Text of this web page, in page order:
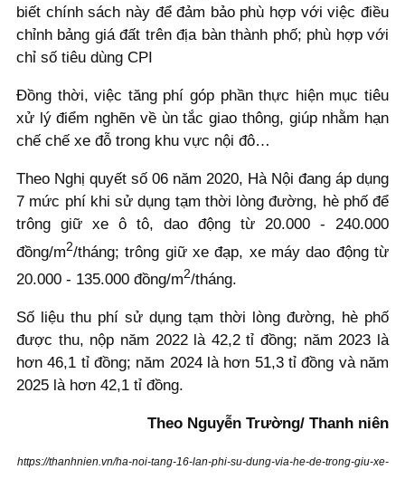
biết chính sách này để đảm bảo phù hợp với việc điều
chỉnh bảng giá đất trên địa bàn thành phố; phù hợp với
chỉ số tiêu dùng CPI
Đồng thời, việc tăng phí góp phần thực hiện mục tiêu
xử lý điểm nghẽn về ùn tắc giao thông, giúp nhằm hạn
chế chế xe đỗ trong khu vực nội đô…
Theo Nghị quyết số 06 năm 2020, Hà Nội đang áp dụng
7 mức phí khi sử dụng tạm thời lòng đường, hè phố để
trông giữ xe ô tô, dao động từ 20.000 - 240.000
đồng/m2/tháng; trông giữ xe đạp, xe máy dao động từ
20.000 - 135.000 đồng/m2/tháng.
Số liệu thu phí sử dụng tạm thời lòng đường, hè phố
được thu, nộp năm 2022 là 42,2 tỉ đồng; năm 2023 là
hơn 46,1 tỉ đồng; năm 2024 là hơn 51,3 tỉ đồng và năm
2025 là hơn 42,1 tỉ đồng.
Theo Nguyễn Trường/ Thanh niên
https://thanhnien.vn/ha-noi-tang-16-lan-phi-su-dung-via-he-de-trong-giu-xe-